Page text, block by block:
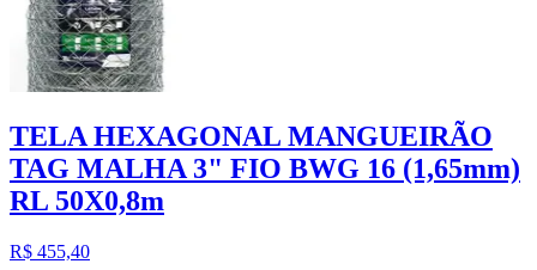
TELA HEXAGONAL MANGUEIRÃO
TAG MALHA 3" FIO BWG 16 (1,65mm)
RL 50X0,8m
R$ 455,40